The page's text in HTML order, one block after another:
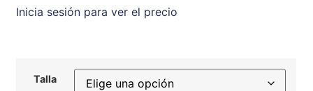
Inicia sesión para ver el precio
Talla